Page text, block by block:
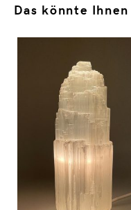
Das könnte